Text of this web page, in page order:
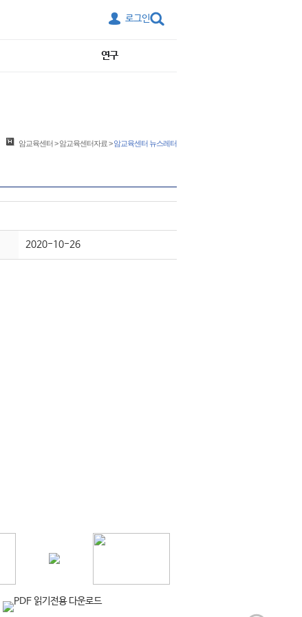
로그인
연구
암교육센터>암교육센터자료 >암교육센터 뉴스레터
2020-10-26